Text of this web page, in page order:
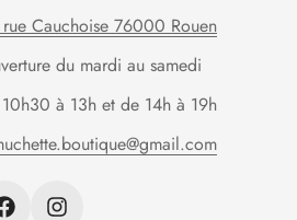
Cauchoise 76000 Rouen
du mardi au samedi
à 13h et de 14h à 19h